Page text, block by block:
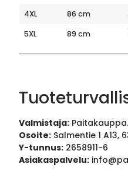
4XL
86 cm
5XL
89 cm
Valmistaja:
Osoite: Salmentie 1 A13,
Y-tunnus: 2658911-6
Asiakaspalvelu: